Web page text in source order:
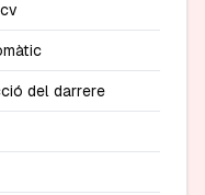
del darrere